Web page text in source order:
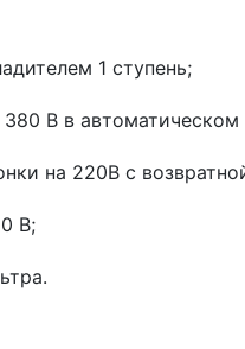
1 ступень;
380 В в
на 220В с
В;